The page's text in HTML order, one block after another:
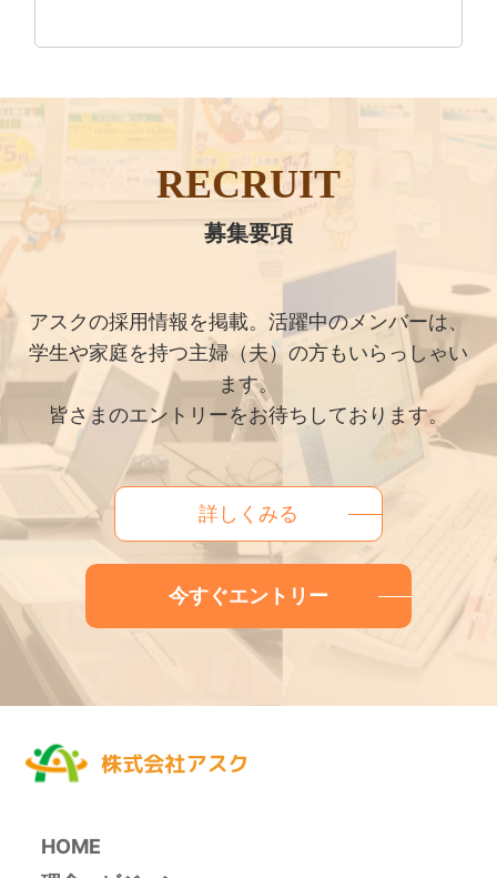
RECRUIT
募集要項
アスクの採用情報を掲載。活躍中のメンバーは、
学生や家庭を持つ主婦（夫）の方もいらっしゃい
ます。
皆さまのエントリーをお待ちしております。
詳しくみる
今すぐエントリー
HOME